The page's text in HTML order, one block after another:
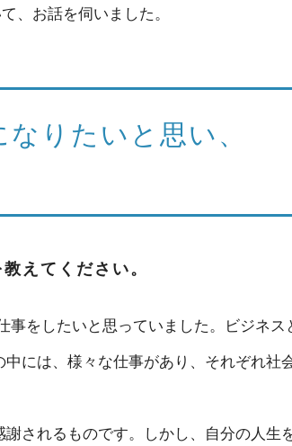
、お話を伺いました。
りたいと思い、
えてください。
事をしたいと思っていました。ビジネス
には、様々な仕事があり、それぞれ社
されるものです。しかし、自分の人生